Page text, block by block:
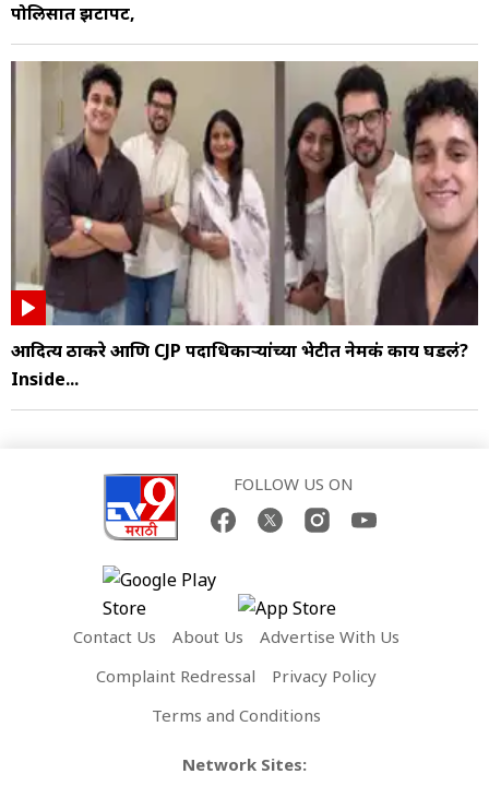
पोलिसात झटापट,
आदित्य ठाकरे आणि CJP पदाधिकाऱ्यांच्या भेटीत नेमकं काय घडलं?
Inside...
FOLLOW US ON
Contact Us About Us
Advertise With Us
Complaint Redressal
Privacy Policy
Terms and Conditions
Network Sites: